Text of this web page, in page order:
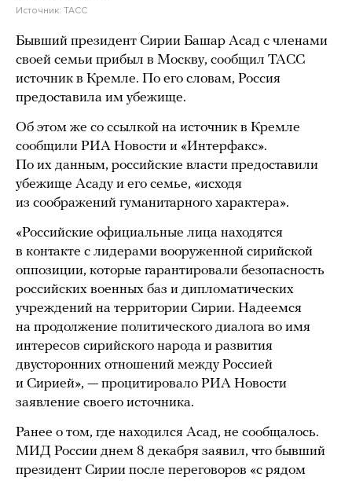
Источник: ТАСС
Бывший президент Сирии Башар Асад с членами
своей семьи прибыл в Москву, сообщил ТАСС
источник в Кремле. По его словам, Россия
предоставила им убежище.
Об этом же со ссылкой на источник в Кремле
сообщили РИА Новости и «Интерфакс».
По их данным, российские власти предоставили
убежище Асаду и его семье, «исходя
из соображений гуманитарного характера».
«Российские официальные лица находятся
в контакте с лидерами вооруженной сирийской
оппозиции, которые гарантировали безопасность
российских военных баз и дипломатических
учреждений на территории Сирии. Надеемся
на продолжение политического диалога во имя
интересов сирийского народа и развития
двусторонних отношений между Россией
и Сирией», — процитировало РИА Новости
заявление своего источника.
Ранее о том, где находился Асад, не сообщалось.
МИД России днем 8 декабря заявил, что бывший
президент Сирии после переговоров «с рядом